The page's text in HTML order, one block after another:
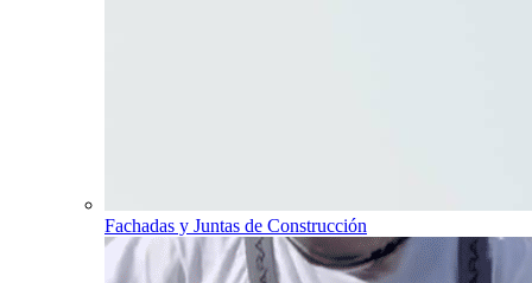
Fachadas y Juntas de Construcción